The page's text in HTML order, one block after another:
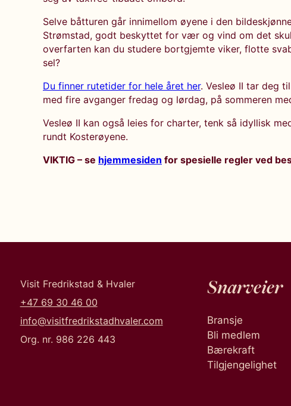
Selve båtturen går innimellom øyene i den
Strømstad, godt beskyttet for vær og vind om det
overfarten kan du studere bortgjemte viker, flotte
sel?
Du finner rutetider for hele året her. Vesleø II tar deg
med fire avganger fredag og lørdag, på sommeren
Vesleø II kan også leies for charter, tenk så idyllisk
rundt Kosterøyene.
VIKTIG – se hjemmesiden for spesielle regler ved
Visit Fredrikstad & Hvaler
+47 69 30 46 00
info@visitfredrikstadhvaler.com
Org. nr. 986 226 443
Snarveier
Bransje
Bli medlem
Bærekraft
Tilgjengelighet